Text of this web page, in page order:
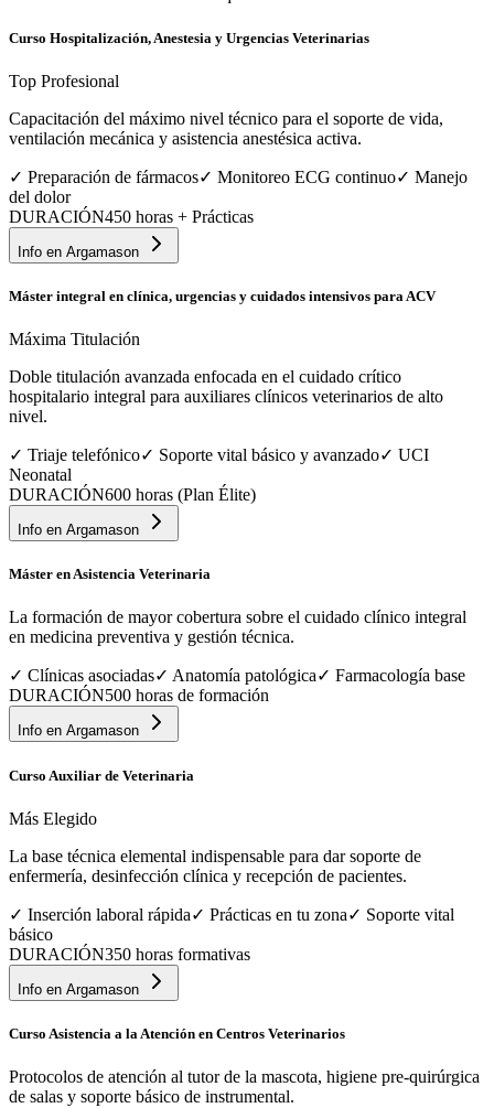
Curso Hospitalización, Anestesia y Urgencias Veterinarias
Top Profesional
Capacitación del máximo nivel técnico para el soporte de vida,
ventilación mecánica y asistencia anestésica activa.
✓ Preparación de fármacos✓ Monitoreo ECG continuo✓ Manejo
del dolor
DURACIÓN450 horas + Prácticas
Info en Argamason
Máster integral en clínica, urgencias y cuidados intensivos para ACV
Máxima Titulación
Doble titulación avanzada enfocada en el cuidado crítico
hospitalario integral para auxiliares clínicos veterinarios de alto
nivel.
✓ Triaje telefónico✓ Soporte vital básico y avanzado✓ UCI
Neonatal
DURACIÓN600 horas (Plan Élite)
Info en Argamason
Máster en Asistencia Veterinaria
La formación de mayor cobertura sobre el cuidado clínico integral
en medicina preventiva y gestión técnica.
✓ Clínicas asociadas✓ Anatomía patológica✓ Farmacología base
DURACIÓN500 horas de formación
Info en Argamason
Curso Auxiliar de Veterinaria
Más Elegido
La base técnica elemental indispensable para dar soporte de
enfermería, desinfección clínica y recepción de pacientes.
✓ Inserción laboral rápida✓ Prácticas en tu zona✓ Soporte vital
básico
DURACIÓN350 horas formativas
Info en Argamason
Curso Asistencia a la Atención en Centros Veterinarios
Protocolos de atención al tutor de la mascota, higiene pre-quirúrgica
de salas y soporte básico de instrumental.